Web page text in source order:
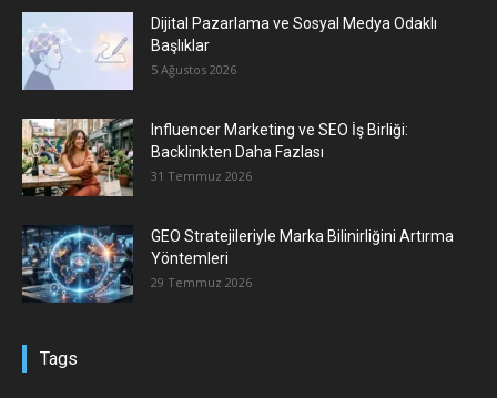
Dijital Pazarlama ve Sosyal Medya Odaklı
Başlıklar
5 Ağustos 2026
Influencer Marketing ve SEO İş Birliği:
Backlinkten Daha Fazlası
31 Temmuz 2026
GEO Stratejileriyle Marka Bilinirliğini Artırma
Yöntemleri
29 Temmuz 2026
Tags